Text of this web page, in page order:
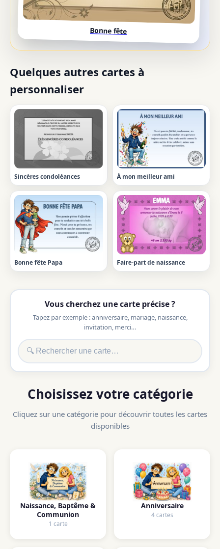
Bonne fête
Quelques autres cartes à
personnaliser
Sincères condoléances À mon meilleur ami
Bonne fête Papa Faire-part de naissance
Vous cherchez une carte précise ?
Tapez par exemple : anniversaire, mariage, naissance,
invitation, merci…
Choisissez votre catégorie
Cliquez sur une catégorie pour découvrir toutes les cartes
disponibles
Naissance, Baptême &
Communion
1 carte
Anniversaire
4 cartes